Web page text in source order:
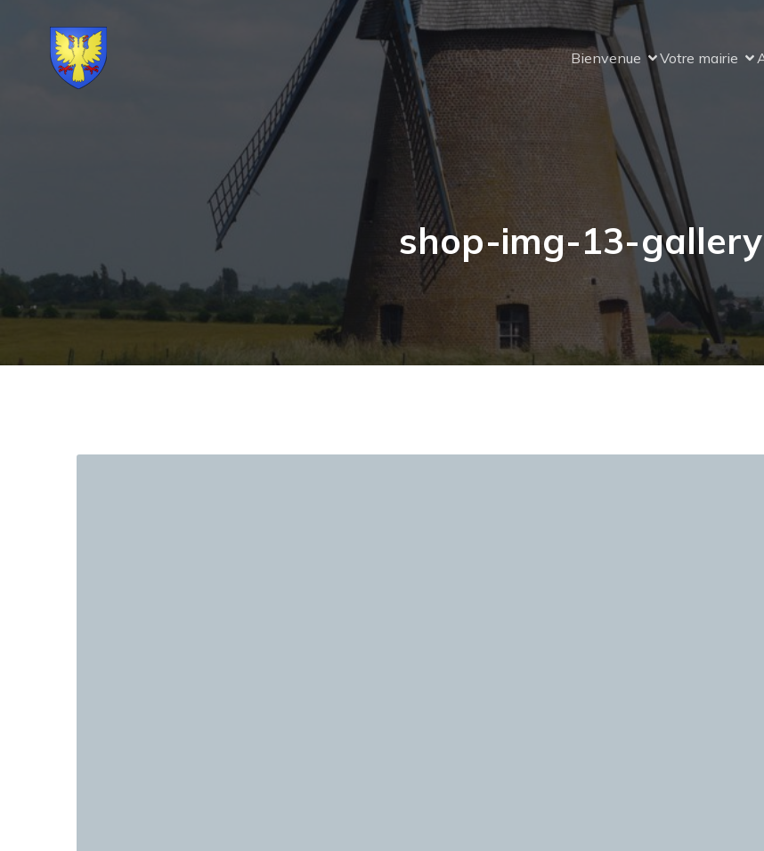
Bienvenue Votre mairie
shop-img-13-